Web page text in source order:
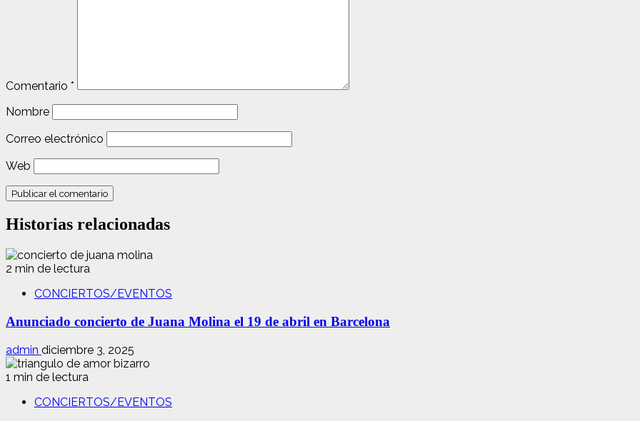
Comentario *
Nombre
Correo electrónico
Web
Historias relacionadas
2 min de lectura
CONCIERTOS/EVENTOS
Anunciado concierto de Juana Molina el 19 de abril en Barcelona
admin diciembre 3, 2025
1 min de lectura
CONCIERTOS/EVENTOS